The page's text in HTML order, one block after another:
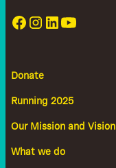
Donate
Running 2025
Our Mission and Vision
What we do